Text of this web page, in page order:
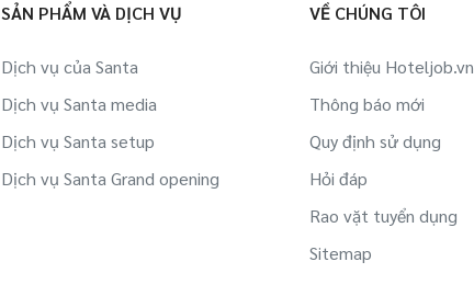
SẢN PHẨM VÀ DỊCH VỤ
Dịch vụ của Santa
Dịch vụ Santa media
Dịch vụ Santa setup
Dịch vụ Santa Grand opening
VỀ CHÚNG TÔI
Giới thiệu Hoteljob.vn
Thông báo mới
Quy định sử dụng
Hỏi đáp
Rao vặt tuyển dụng
Sitemap